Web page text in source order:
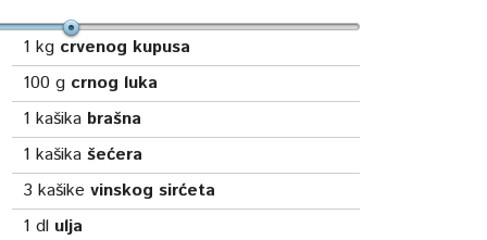
1 kg crvenog kupusa
100 g crnog luka
1 kašika brašna
1 kašikašećera
3 kašikevinskog sirćeta
1 dl ulja